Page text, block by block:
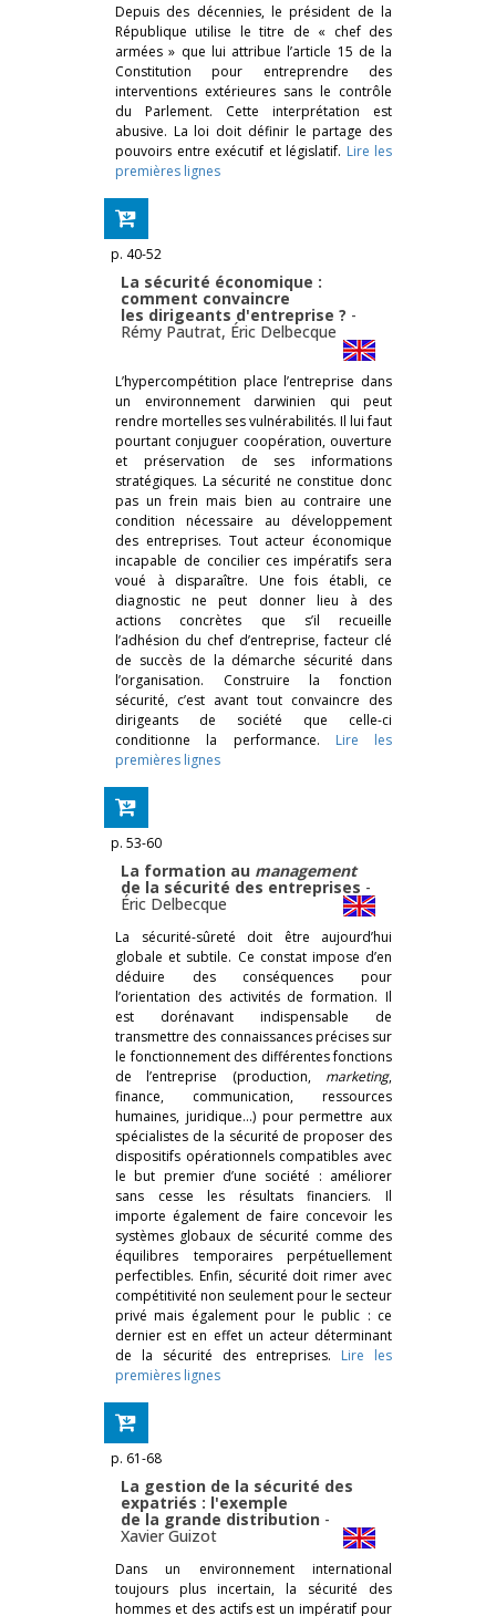
Depuis des décennies, le président de la
République utilise le titre de « chef des
armées » que lui attribue l’article 15 de la
Constitution pour entreprendre des
interventions extérieures sans le contrôle
du Parlement. Cette interprétation est
abusive. La loi doit définir le partage des
pouvoirs entre exécutif et législatif. Lire les
premières lignes
p. 40-52
La sécurité économique :
comment convaincre
les dirigeants d'entreprise ? -
Rémy Pautrat, Éric Delbecque
L’hypercompétition place l’entreprise dans
un environnement darwinien qui peut
rendre mortelles ses vulnérabilités. Il lui faut
pourtant conjuguer coopération, ouverture
et préservation de ses informations
stratégiques. La sécurité ne constitue donc
pas un frein mais bien au contraire une
condition nécessaire au développement
des entreprises. Tout acteur économique
incapable de concilier ces impératifs sera
voué à disparaître. Une fois établi, ce
diagnostic ne peut donner lieu à des
actions concrètes que s’il recueille
l’adhésion du chef d’entreprise, facteur clé
de succès de la démarche sécurité dans
l’organisation. Construire la fonction
sécurité, c’est avant tout convaincre des
dirigeants de société que celle-ci
conditionne la performance. Lire les
premières lignes
p. 53-60
La formation au management
de la sécurité des entreprises -
Éric Delbecque
La sécurité-sûreté doit être aujourd’hui
globale et subtile. Ce constat impose d’en
déduire des conséquences pour
l’orientation des activités de formation. Il
est dorénavant indispensable de
transmettre des connaissances précises sur
le fonctionnement des différentes fonctions
de l’entreprise (production, marketing,
finance, communication, ressources
humaines, juridique…) pour permettre aux
spécialistes de la sécurité de proposer des
dispositifs opérationnels compatibles avec
le but premier d’une société : améliorer
sans cesse les résultats financiers. Il
importe également de faire concevoir les
systèmes globaux de sécurité comme des
équilibres temporaires perpétuellement
perfectibles. Enfin, sécurité doit rimer avec
compétitivité non seulement pour le secteur
privé mais également pour le public : ce
dernier est en effet un acteur déterminant
de la sécurité des entreprises. Lire les
premières lignes
p. 61-68
La gestion de la sécurité des
expatriés : l'exemple
de la grande distribution -
Xavier Guizot
Dans un environnement international
toujours plus incertain, la sécurité des
hommes et des actifs est un impératif pour